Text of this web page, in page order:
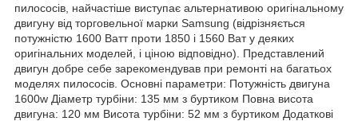
пилососів, найчастіше виступає альтернативою оригінальному
двигуну від торговельної марки Samsung (відрізняється
потужністю 1600 Ватт проти 1850 і 1560 Ват у деяких
оригінальних моделей, і ціною відповідно). Представлений
двигун добре себе зарекомендував при ремонті на багатьох
моделях пилососів. Основні параметри: Потужність двигуна
1600w Діаметр турбіни: 135 мм з буртиком Повна висота
двигуна: 120 мм Висота турбіни: 52 мм з буртиком Додаткові